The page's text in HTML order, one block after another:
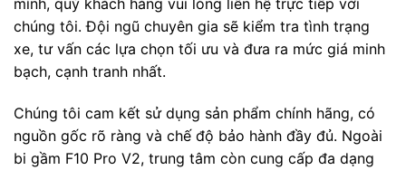
chúng tôi. Đội ngũ chuyên gia sẽ kiểm tra tình trạng
xe, tư vấn các lựa chọn tối ưu và đưa ra mức giá minh
bạch, cạnh tranh nhất.
Chúng tôi cam kết sử dụng sản phẩm chính hãng, có
nguồn gốc rõ ràng và chế độ bảo hành đầy đủ. Ngoài
bi gầm F10 Pro V2, trung tâm còn cung cấp đa dạng